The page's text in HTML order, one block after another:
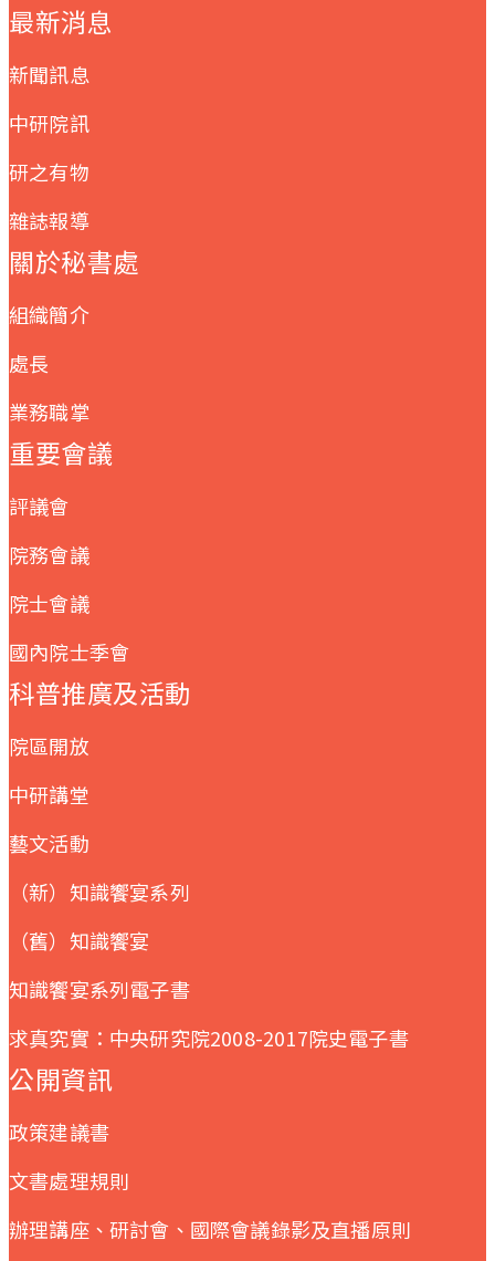
最新消息
新聞訊息
中研院訊
研之有物
雜誌報導
關於秘書處
組織簡介
處長
業務職掌
重要會議
評議會
院務會議
院士會議
國內院士季會
科普推廣及活動
院區開放
中研講堂
藝文活動
（新）知識饗宴系列
（舊）知識饗宴
知識饗宴系列電子書
求真究實：中央研究院2008-2017院史電子書
公開資訊
政策建議書
文書處理規則
辦理講座、研討會、國際會議錄影及直播原則